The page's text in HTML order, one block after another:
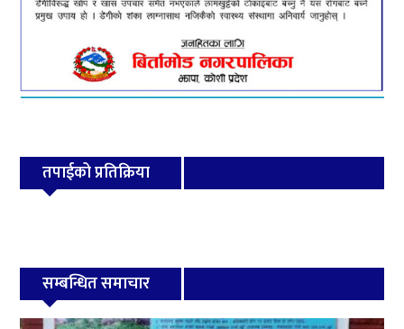
तपाईको प्रतिक्रिया
सम्बन्धित समाचार